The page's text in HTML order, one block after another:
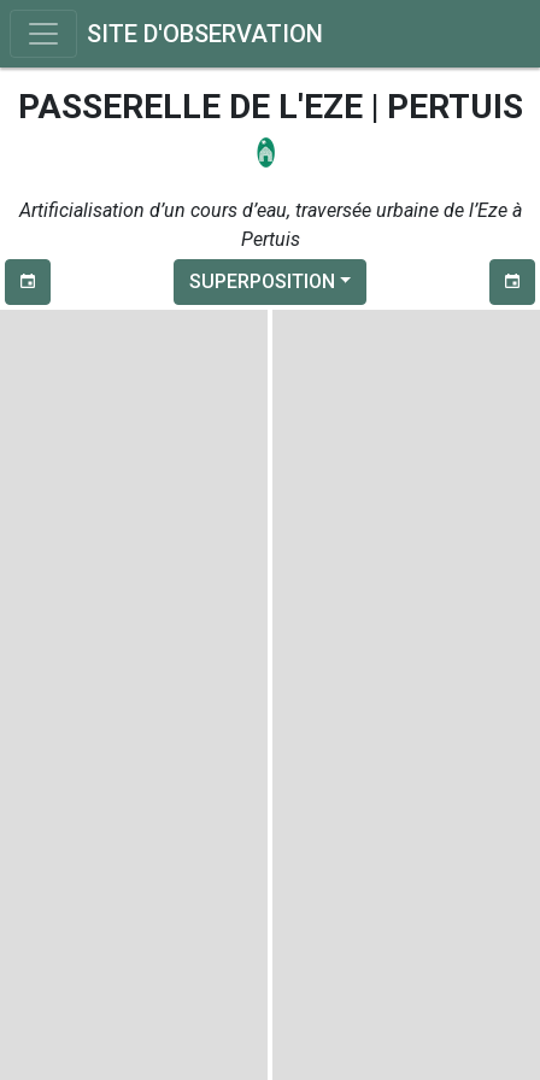
SITE D'OBSERVATION
PASSERELLE DE L'EZE | PERTUIS
Artificialisation d’un cours d’eau, traversée urbaine de l’Eze à
Pertuis
SUPERPOSITION